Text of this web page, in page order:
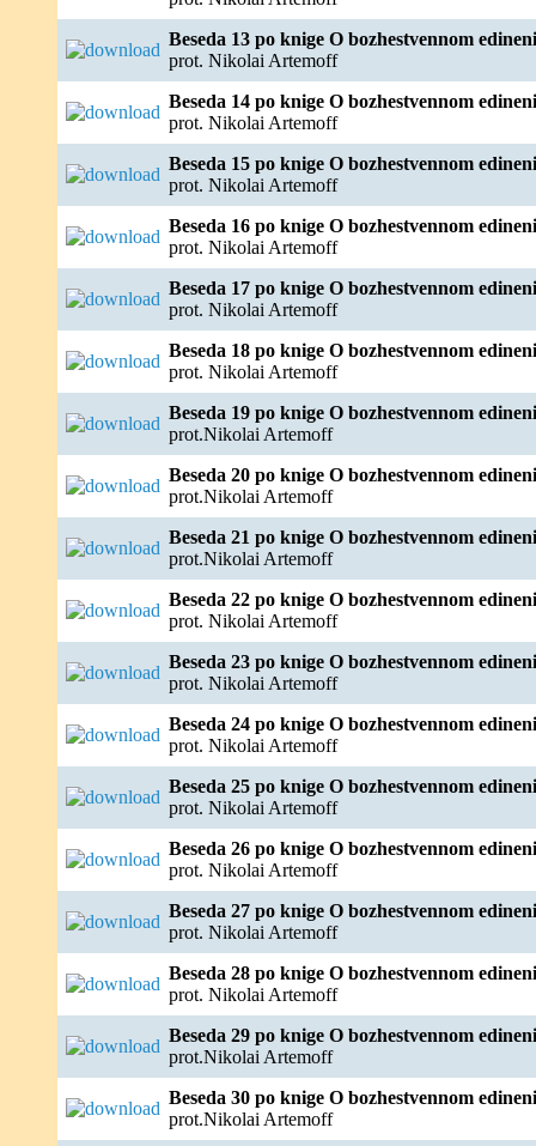
Beseda 13 po knige O bozhestvennom
prot. Nikolai Artemoff
Beseda 14 po knige O bozhestvennom
prot. Nikolai Artemoff
Beseda 15 po knige O bozhestvennom
prot. Nikolai Artemoff
Beseda 16 po knige O bozhestvennom
prot. Nikolai Artemoff
Beseda 17 po knige O bozhestvennom
prot. Nikolai Artemoff
Beseda 18 po knige O bozhestvennom
prot. Nikolai Artemoff
Beseda 19 po knige O bozhestvennom
prot.Nikolai Artemoff
Beseda 20 po knige O bozhestvennom
prot.Nikolai Artemoff
Beseda 21 po knige O bozhestvennom
prot.Nikolai Artemoff
Beseda 22 po knige O bozhestvennom
prot. Nikolai Artemoff
Beseda 23 po knige O bozhestvennom
prot. Nikolai Artemoff
Beseda 24 po knige O bozhestvennom
prot. Nikolai Artemoff
Beseda 25 po knige O bozhestvennom
prot. Nikolai Artemoff
Beseda 26 po knige O bozhestvennom
prot. Nikolai Artemoff
Beseda 27 po knige O bozhestvennom
prot. Nikolai Artemoff
Beseda 28 po knige O bozhestvennom
prot. Nikolai Artemoff
Beseda 29 po knige O bozhestvennom
prot.Nikolai Artemoff
Beseda 30 po knige O bozhestvennom
prot.Nikolai Artemoff